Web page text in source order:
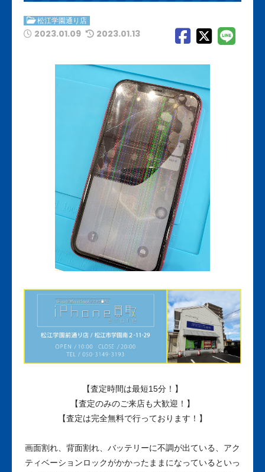
松江学園通り店
2023.01.09 2023.01.13
【査定時間は最短15分！】
【査定のみのご来店も大歓迎！】
【査定は完全無料で行っております！】
画面割れ、背面割れ、バッテリーに不調が出ている、アク
ティベーションロックがかかったままになっているといっ